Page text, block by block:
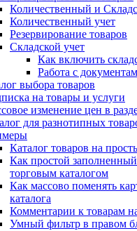
Количественный и
Количественный учет
Резервирование товаров
Складской учет
Как включить
Работа с
выбора товаров
на товары и услуги
изменение цен в
для разнотипных
Каталог товаров на
Как простой
торговым каталогом
Как массово поменять
каталога
Комментарии к товарам
Умный фильтр в правом